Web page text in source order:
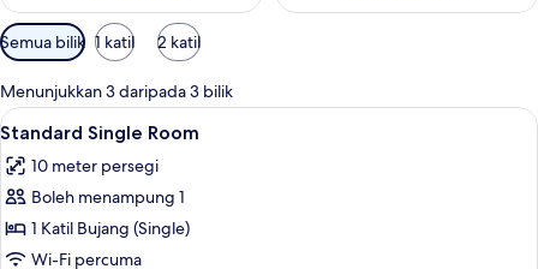
Penapis
yang
tersedia
untuk
bilik
Semua bilik 1 katil 2 katil
Menunjukkan 3 daripada 3 bilik
Lihat
semua
foto
untuk
Standard
Single
Standard Single Room | Meja,
3
Standard Single Room
10 meter persegi
Boleh menampung 1
1 Katil Bujang (Single)
Wi-Fi percuma